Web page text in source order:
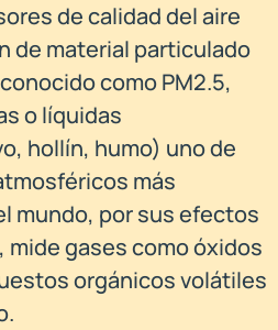
de calidad del aire
de material particulado
como PM2.5,
o líquidas
hollín, humo) uno de
más
mundo, por sus efectos
mide gases como óxidos
orgánicos volátiles